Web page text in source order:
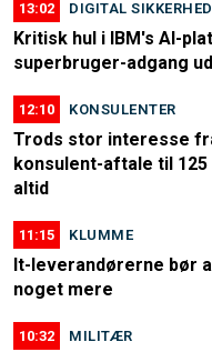
13:02 DIGITAL SIKKERHED
Kritisk hul i IBM's AI-
superbruger-adgang
12:10 KONSULENTER
Trods stor interesse
konsulent-aftale til
altid
11:15 KLUMME
It-leverandørerne bør
noget mere
10:32 MILITÆR